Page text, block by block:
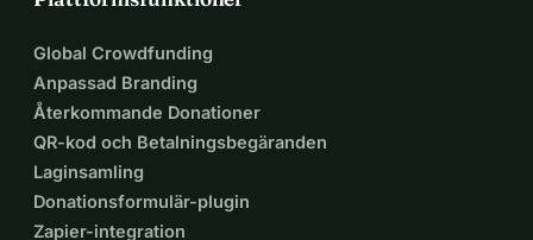
Global Crowdfunding
Anpassad Branding
Återkommande Donationer
QR-kod och Betalningsbegäranden
Laginsamling
Donationsformulär-plugin
Zapier-integration